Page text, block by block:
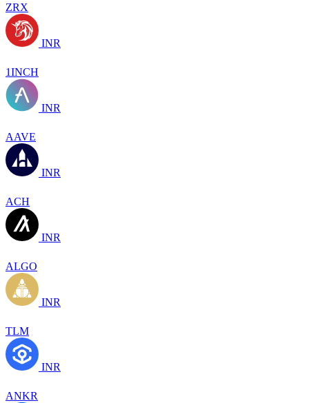
ZRX
INR
1INCH
INR
AAVE
INR
ACH
INR
ALGO
INR
TLM
INR
ANKR